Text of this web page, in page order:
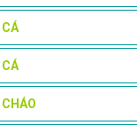
CÁ
CÁ
CHÁO